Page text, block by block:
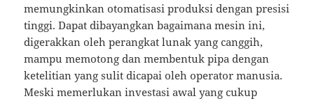
memungkinkan otomatisasi produksi dengan presisi
tinggi. Dapat dibayangkan bagaimana mesin ini,
digerakkan oleh perangkat lunak yang canggih,
mampu memotong dan membentuk pipa dengan
ketelitian yang sulit dicapai oleh operator manusia.
Meski memerlukan investasi awal yang cukup